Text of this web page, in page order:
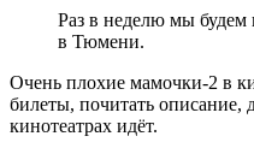
Раз в неделю мы будем
в Тюмени.
Очень плохие мамочки-2 в
билеты, почитать описание,
кинотеатрах идёт.